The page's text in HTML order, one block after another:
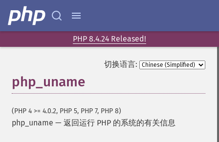
PHP 8.4.24 Released!
切换语言:
php_uname
(PHP 4 >= 4.0.2, PHP 5, PHP 7, PHP 8)
php_uname — 返回运行 PHP 的系统的有关信息